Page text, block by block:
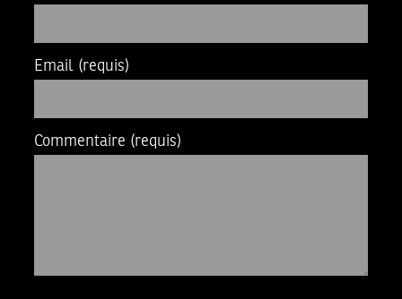
Email (requis)
Commentaire (requis)